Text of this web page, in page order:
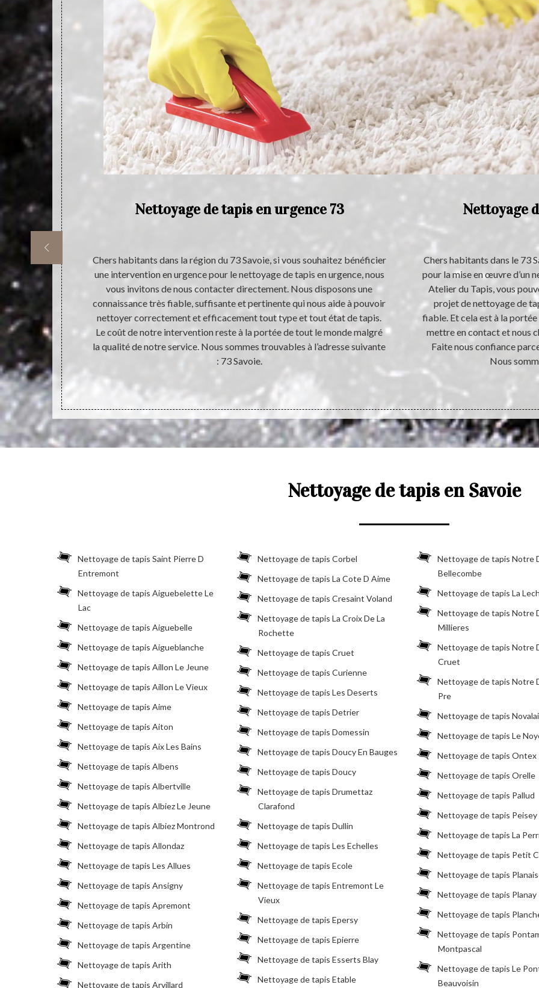
du tout le
la maison
propreté.
favorise pas
Nettoyage de tapis en urgence 73
Chers habitants dans la région du 73 Savoie, si vous souhaitez bénéficier
une intervention en urgence pour le nettoyage de tapis en urgence, nous
vous invitons de nous contacter directement. Nous disposons une
connaissance très fiable, suffisante et pertinente qui nous aide à pouvoir
nettoyer correctement et efficacement tout type et tout état de tapis.
Le coût de notre intervention reste à la portée de tout le monde malgré
la qualité de notre service. Nous sommes trouvables à l’adresse suivante
: 73 Savoie.
Nettoyage
Chers habitants dans le 73
pour la mise en œuvre d’un
Atelier du Tapis, vous
projet de nettoyage de
fiable. Et cela est à la portée
mettre en contact et nous
Faite nous confiance
Nous
Nettoyage de tapis en Savoie
Nettoyage de tapis Saint Pierre D
Entremont
Nettoyage de tapis Aiguebelette Le
Lac
Nettoyage de tapis Aiguebelle
Nettoyage de tapis Aigueblanche
Nettoyage de tapis Aillon Le Jeune
Nettoyage de tapis Aillon Le Vieux
Nettoyage de tapis Aime
Nettoyage de tapis Aiton
Nettoyage de tapis Aix Les Bains
Nettoyage de tapis Albens
Nettoyage de tapis Albertville
Nettoyage de tapis Albiez Le Jeune
Nettoyage de tapis Albiez Montrond
Nettoyage de tapis Allondaz
Nettoyage de tapis Les Allues
Nettoyage de tapis Ansigny
Nettoyage de tapis Apremont
Nettoyage de tapis Arbin
Nettoyage de tapis Argentine
Nettoyage de tapis Arith
Nettoyage de tapis Arvillard
Nettoyage de tapis Corbel
Nettoyage de tapis La Cote D Aime
Nettoyage de tapis Cresaint Voland
Nettoyage de tapis La Croix De La
Rochette
Nettoyage de tapis Cruet
Nettoyage de tapis Curienne
Nettoyage de tapis Les Deserts
Nettoyage de tapis Detrier
Nettoyage de tapis Domessin
Nettoyage de tapis Doucy En Bauges
Nettoyage de tapis Doucy
Nettoyage de tapis Drumettaz
Clarafond
Nettoyage de tapis Dullin
Nettoyage de tapis Les Echelles
Nettoyage de tapis Ecole
Nettoyage de tapis Entremont Le
Vieux
Nettoyage de tapis Epersy
Nettoyage de tapis Epierre
Nettoyage de tapis Esserts Blay
Nettoyage de tapis Etable
Nettoyage de tapis Notre
Bellecombe
Nettoyage de tapis La
Nettoyage de tapis Notre
Millieres
Nettoyage de tapis Notre
Cruet
Nettoyage de tapis Notre
Pre
Nettoyage de tapis
Nettoyage de tapis Le
Nettoyage de tapis Ontex
Nettoyage de tapis Orelle
Nettoyage de tapis Pallud
Nettoyage de tapis Peisey
Nettoyage de tapis La
Nettoyage de tapis Petit
Nettoyage de tapis
Nettoyage de tapis Planay
Nettoyage de tapis
Nettoyage de tapis
Montpascal
Nettoyage de tapis Le
Beauvoisin